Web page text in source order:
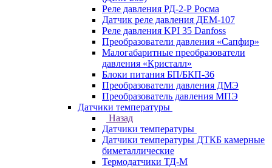
Реле давления РД-2-Р Росма
Датчик реле давления ДЕМ-107
Реле давления KPI 35 Danfoss
Преобразователи давления «Сапфир»
Малогабаритные преобразователи
давления «Кристалл»
Блоки питания БП/БКП-36
Преобразователи давления ДМЭ
Преобразователь давления МПЭ
Датчики температуры
Назад
Датчики температуры
Датчики температуры ДТКБ камерные
биметаллические
Термодатчики ТД-М